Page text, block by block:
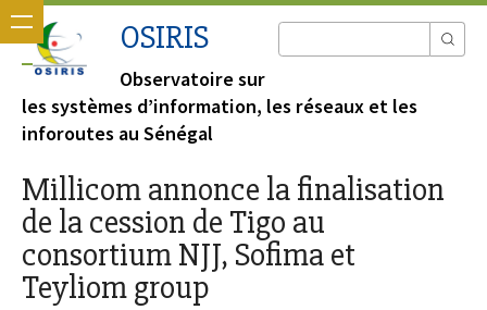
OSIRIS
Observatoire sur
les systèmes d’information, les réseaux et les
inforoutes au Sénégal
Millicom annonce la finalisation
de la cession de Tigo au
consortium NJJ, Sofima et
Teyliom group